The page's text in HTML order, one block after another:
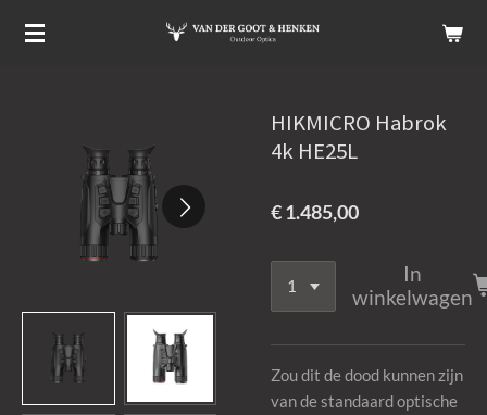
Ga
direct
HIKMICRO Habrok
4k HE25L
€ 1.485,00
In
winkelwagen
Zou dit de dood kunnen zijn
van de standaard optische